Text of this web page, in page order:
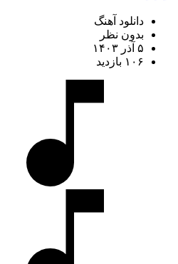
دانلود آهنگ
بدون نظر
۵ آذر ۱۴۰۳
۱۰۶ بازدید